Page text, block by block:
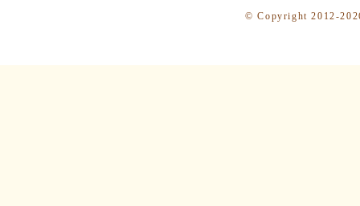
© Copyright 2012-